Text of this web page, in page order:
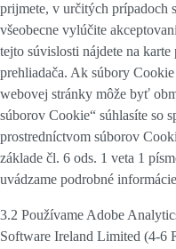
prijmete, v určitých prípadoch
všeobecne vylúčite
tejto súvislosti nájdete na
prehliadača. Ak súbory
webovej stránky môže byť
súborov Cookie“ súhlasíte so
prostredníctvom súborov
základe čl. 6 ods. 1 veta 1
uvádzame podrobné
3.2 Používame Adobe
Software Ireland Limited (4-6